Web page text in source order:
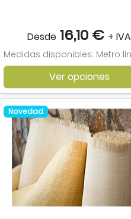
Desde 16,10 € + IVA
Ver opciones
Novedad